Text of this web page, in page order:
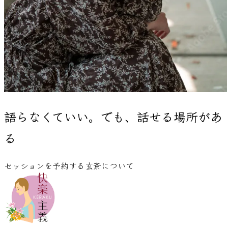
語らなくていい。でも、 話せる場所があ
る
セッションを予約する 玄斎について